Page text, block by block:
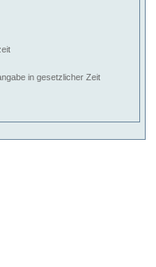
in gesetzlicher Zeit